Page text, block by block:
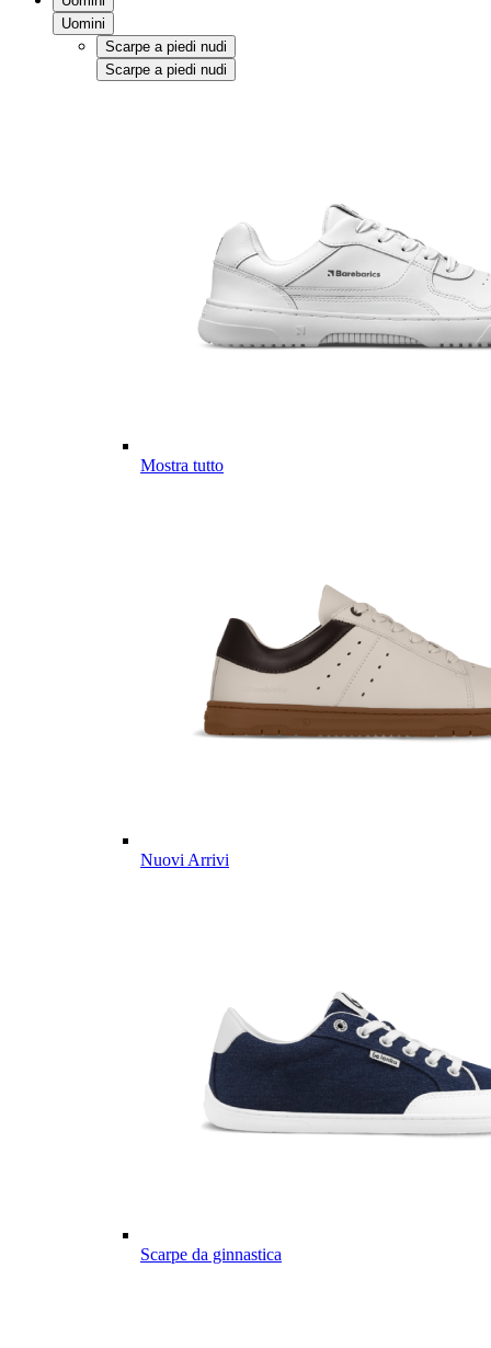
Uomini
Scarpe a piedi nudi
Scarpe a piedi nudi
Mostra tutto
Nuovi Arrivi
Scarpe da ginnastica